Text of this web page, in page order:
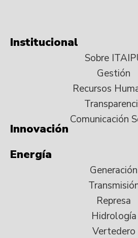
Institucional
Sobre
Gestión
Recursos
Comunicación
Innovación
Energía
Generación
Represa
Hidrología
Vertedero